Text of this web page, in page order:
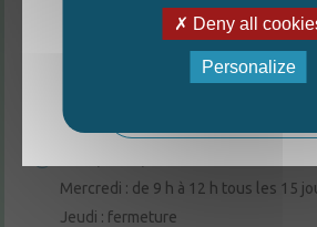
6 rue de la Harderie, 49220 Thorigné
02 41 95 32 15
Mercredi : de 9 h à 12 h tous les 15
Jeudi : fermeture
La nouvelle édition du Mag
Deny all
Personalize